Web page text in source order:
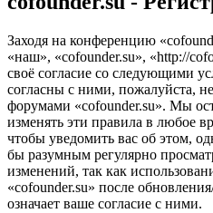
Заходя на конференцию
«наш», «cofounder.su», «http://
своё согласие со следующими
согласны с ними, пожалуйста,
форумами «cofounder.su». Мы
изменять эти правила в любое
чтобы уведомить вас об этом,
бы разумным регулярно
изменений, так как
«cofounder.su» после
означает ваше согласие с ними.